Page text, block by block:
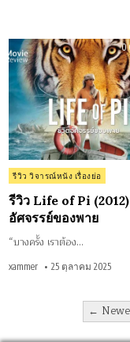
0
Posted
in
รีวิว วิจารณ์หนัง เรื่องย่อ
รีวิว Life of Pi
อัศจรรย์ของพาย
“บางครั้ง เราต้อง…
xammer 25 ตุลาคม 2025
pagination
←